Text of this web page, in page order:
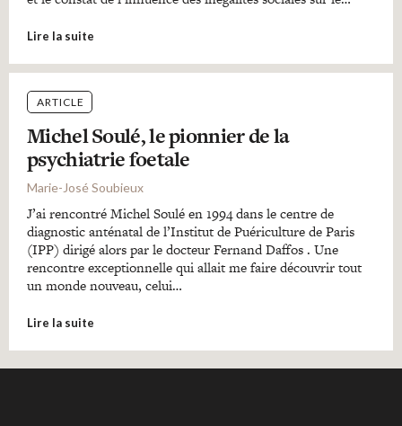
Lire la suite
ARTICLE
Michel Soulé, le pionnier de la
psychiatrie foetale
Marie-José Soubieux
J’ai rencontré Michel Soulé en 1994 dans le centre de
diagnostic anténatal de l’Institut de Puériculture de Paris
(IPP) dirigé alors par le docteur Fernand Daffos . Une
rencontre exceptionnelle qui allait me faire découvrir tout
un monde nouveau, celui…
Lire la suite